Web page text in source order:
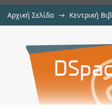
Αρχική Σελίδα → Κεντρική
Η
δεκαετία: η
σχεδιασμό